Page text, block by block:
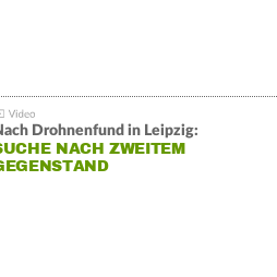
Drohnenfund in Leipzig:
NACH ZWEITEM